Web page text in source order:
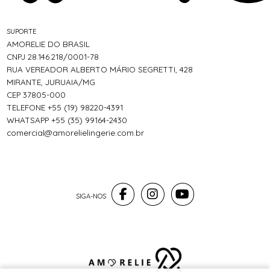
SUPORTE
AMORELIE DO BRASIL
CNPJ 28.146.218/0001-78
RUA VEREADOR ALBERTO MÁRIO SEGRETTI, 428
MIRANTE, JURUAIA/MG
CEP 37805-000
TELEFONE +55 (19) 98220-4391
WHATSAPP +55 (35) 99164-2430
comercial@amorelielingerie.com.br